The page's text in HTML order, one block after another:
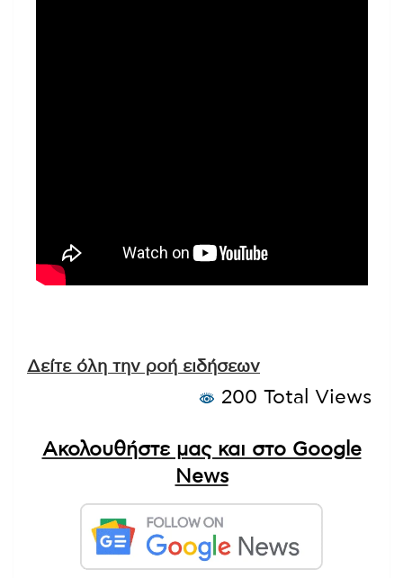
Δείτε όλη την ροή ειδήσεων
200 Total Views
Ακολουθήστε μας και στο Google
News